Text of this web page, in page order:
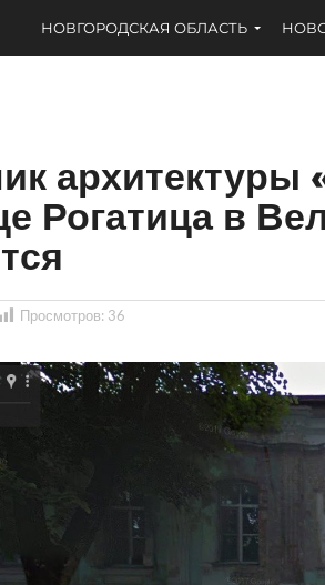
НОВГОРОДСКАЯ ОБЛАСТЬ
Рогатица в
Просмотров: 36